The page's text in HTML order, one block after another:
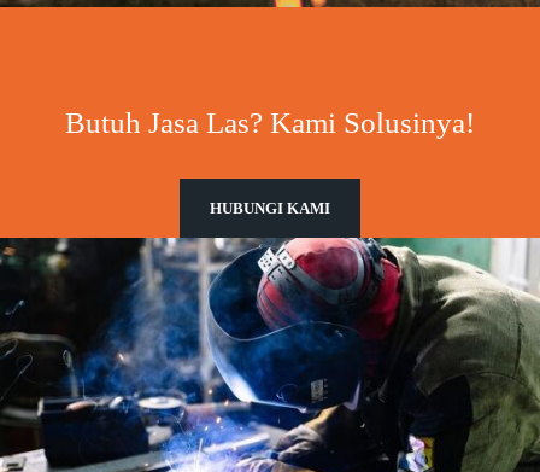
Butuh Jasa Las? Kami Solusinya!
HUBUNGI KAMI